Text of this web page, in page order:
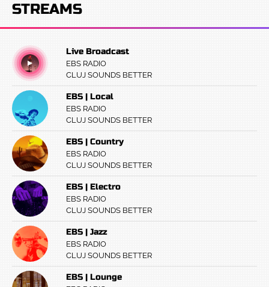
STREAMS
Live Broadcast
EBS RADIO
CLUJ SOUNDS BETTER
EBS | Local
EBS RADIO
CLUJ SOUNDS BETTER
EBS | Country
EBS RADIO
CLUJ SOUNDS BETTER
EBS | Electro
EBS RADIO
CLUJ SOUNDS BETTER
EBS | Jazz
EBS RADIO
CLUJ SOUNDS BETTER
EBS | Lounge